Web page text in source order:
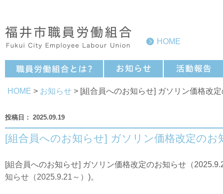
HOME
HOME > お知らせ > [組合員へのお知らせ] ガソリン価格改
2025.09.19
[組合員へのお知らせ] ガソリン価格改定のお
[組合員へのお知らせ] ガソリン価格改定のお知らせ（
知らせ（2025.9.21～） )。